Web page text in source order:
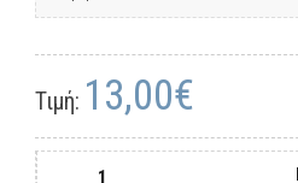
Τιμή: 13,00€